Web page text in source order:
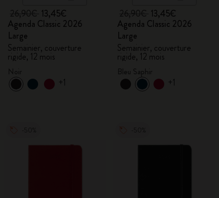
13,45€
Agenda Classic 2026
Large
Semainier, couverture
rigide, 12 mois
+1
13,45€
Agenda Classic 2026
Large
Semainier, couverture
rigide, 12 mois
+1